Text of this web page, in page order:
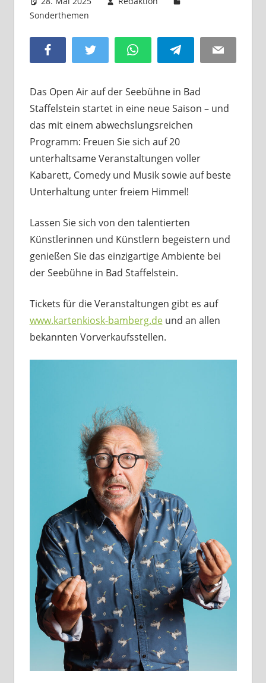
Sonderthemen
Facebook Twitter WhatsAppTelegram Email
Das Open Air auf der Seebühne in Bad
Staffelstein startet in eine neue Saison – und
das mit einem abwechslungsreichen
Programm: Freuen Sie sich auf 20
unterhaltsame Veranstaltungen voller
Kabarett, Comedy und Musik sowie auf beste
Unterhaltung unter freiem Himmel!
Lassen Sie sich von den talentierten
Künstlerinnen und Künstlern begeistern und
genießen Sie das einzigartige Ambiente bei
der Seebühne in Bad Staffelstein.
Tickets für die Veranstaltungen gibt es auf
www.kartenkiosk-bamberg.deund an allen
bekannten Vorverkaufsstellen.